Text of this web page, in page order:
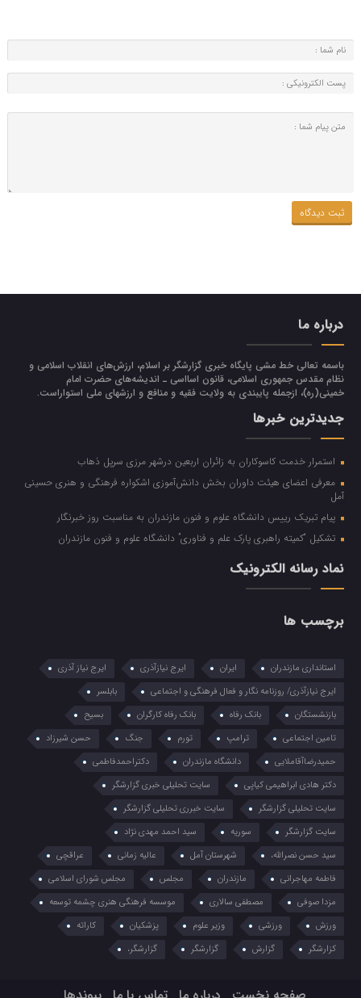
درباره ما
باسمه تعالی خط مشی پایگاه خبری گزارشگر بر اسلام، ارزش‌هاي انقلاب اسلامي و
نظام مقدس جمهوري اسلامي، قانون اسااسی ـ انديشه‌هاي حضرت امام
خميني(ره)، ازجمله پایبندی به ولايت فقيه و منافع و ارزشهاي ملي استواراست.
جدیدترین خبرها
استمرار خدمت کاسوکاران به زائران اربعین درشهر مرزی سرپل ذهاب
معرفی اعضای هیئت داوران بخش دانش‌آموزی اشکواره فرهنگی و هنری حسینی
آمل
پیام تبریک رییس دانشگاه علوم و فنون مازندران به مناسبت روز خبرنگار
تشکیل “کمیته راهبری پارک علم و فناوری” دانشگاه علوم و فنون مازندران
نماد رسانه الکترونیک
برچسب ها
استانداری مازندران ایران ایرج نیازآذری
ایرج نیاز آذری
ایرج نیازآذری/ روزنامه نگار و فعال فرهنگی و اجتماعی
بابلسر
بازنشستگان
بانک رفاه بانک رفاه کارگران
بسیح
تامین اجتماعی
ترامپ تورم جنگ
حسن شیرزاد
حمیدرضاآقاملایی
دانشگاه مازندران
دکتراحمدفاطمی
دکتر هادی ابراهیمی کیاپی
سایت تحلیلی خبری گزارشگر
سایت تحلیلی گزارشگر
سایت خبرری تحلیلی گزارشگر
سایت گزارشگر
سوریه
سید احمد مهدی نژاد
سید حسن نصرالله،
شهرستان آمل عالیه زمانی
عراقچی
فاطمه مهاجرانی
مازندران مجلس
مجلس شورای اسلامی
مزدا صوفی
مصطفی سالاری
موسسه فرهنگی هنری چشمه توسعه
ورزش
ورزشی وزیر علوم پزشکیان
کاراته
کزارشگر
گزارش گزارشگر گزارشگر،